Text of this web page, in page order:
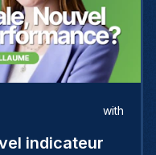
with
indicateur